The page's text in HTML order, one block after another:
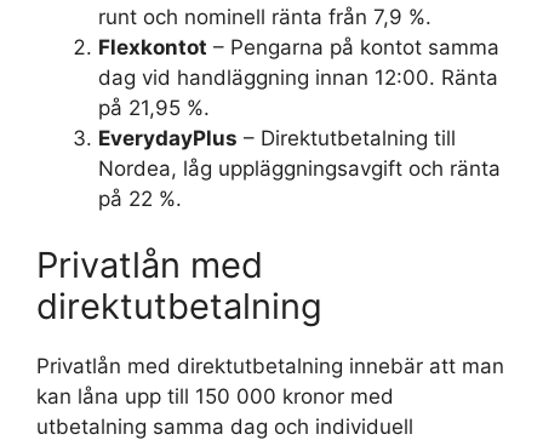
runt och nominell ränta från 7,9 %.
Flexkontot – Pengarna på kontot samma
dag vid handläggning innan 12:00. Ränta
på 21,95 %.
EverydayPlus – Direktutbetalning till
Nordea, låg uppläggningsavgift och ränta
på 22 %.
Privatlån med
direktutbetalning
Privatlån med direktutbetalning innebär att man
kan låna upp till 150 000 kronor med
utbetalning samma dag och individuell